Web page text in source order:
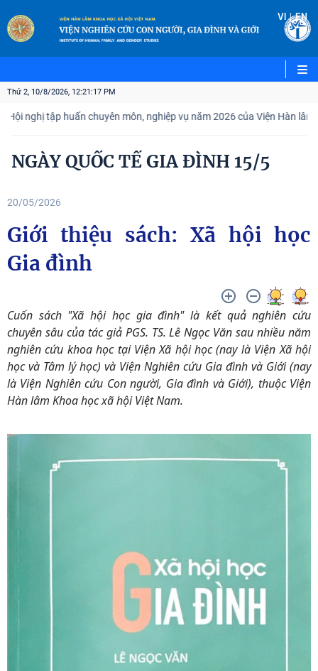
VI |EN
Thứ 2, 10/8/2026, 12:21:18 PM
tập huấn chuyên môn, nghiệp vụ năm 2026 của Viện Hàn lâm Khoa
NGÀY QUỐC TẾ GIA ĐÌNH 15/5
20/05/2026
Giới thiệu sách: Xã hội học
Gia đình
Cuốn sách "Xã hội học gia đình" là kết quả nghiên cứu
chuyên sâu của tác giả PGS. TS. Lê Ngọc Văn sau nhiều năm
nghiên cứu khoa học tại Viện Xã hội học (nay là Viện Xã hội
học và Tâm lý học) và Viện Nghiên cứu Gia đình và Giới (nay
là Viện Nghiên cứu Con người, Gia đình và Giới), thuộc Viện
Hàn lâm Khoa học xã hội Việt Nam.